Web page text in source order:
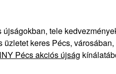
tele
keres Pécs,
Pécs akciós újság